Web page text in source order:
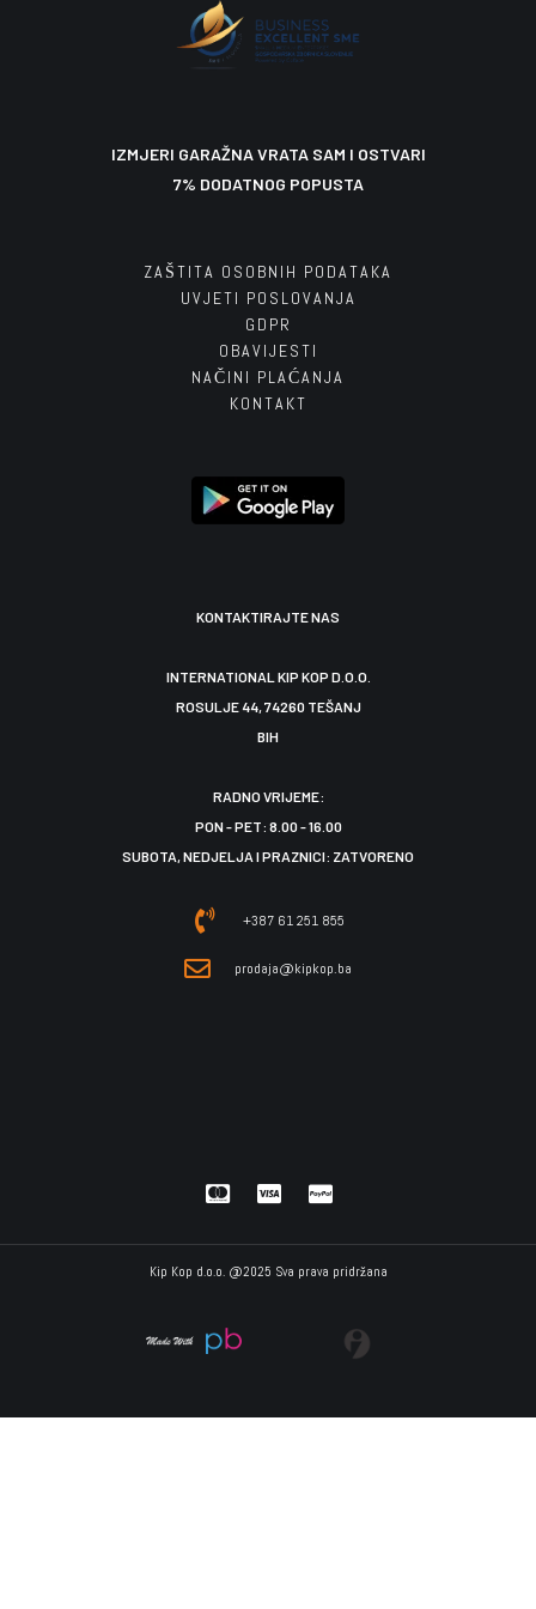
IZMJERI GARAŽNA VRATA SAM I OSTVARI
7% DODATNOG POPUSTA
ZAŠTITA OSOBNIH PODATAKA
UVJETI POSLOVANJA
GDPR
OBAVIJESTI
NAČINI PLAĆANJA
KONTAKT
KONTAKTIRAJTE NAS
INTERNATIONAL KIP KOP D.O.O.
ROSULJE 44, 74260 TEŠANJ
BIH
RADNO VRIJEME:
PON - PET: 8.00 - 16.00
SUBOTA, NEDJELJA I PRAZNICI: ZATVORENO
+387 61 251 855
prodaja@kipkop.ba
Kip Kop d.o.o. @2025 Sva prava pridržana